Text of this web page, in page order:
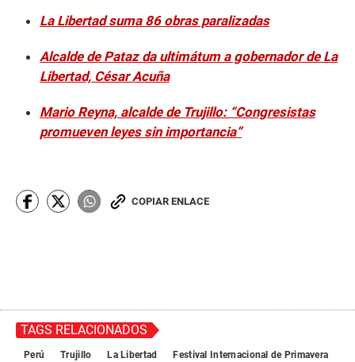
La Libertad suma 86 obras paralizadas
Alcalde de Pataz da ultimátum a gobernador de La
Libertad, César Acuña
Mario Reyna, alcalde de Trujillo: “Congresistas
promueven leyes sin importancia”
COPIAR ENLACE
TAGS RELACIONADOS
Perú Trujillo La Libertad Festival Internacional de Primavera